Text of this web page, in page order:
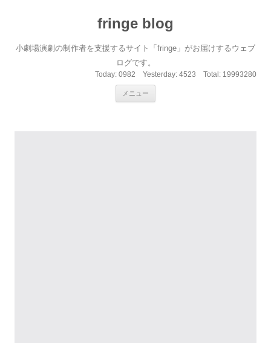
fringe blog
小劇場演劇の制作者を支援するサイト「fringe」がお届けするウェブ
ログです。
Today: 0982 Yesterday: 4523 Total: 19993280
メニュー